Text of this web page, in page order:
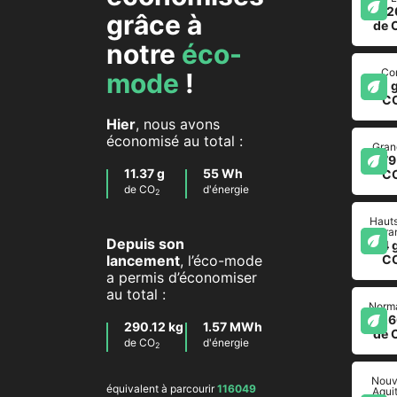
grâce à
notre éco-
mode !
Hier, nous avons
économisé au total :
11.37 g
de CO2
55 Wh
d'énergie
Depuis son
lancement, l’éco-mode
a permis d’économiser
au total :
290.12 kg
de CO2
1.57 MWh
d'énergie
équivalent à parcourir116049
-
de
-1
-
-4
-
de